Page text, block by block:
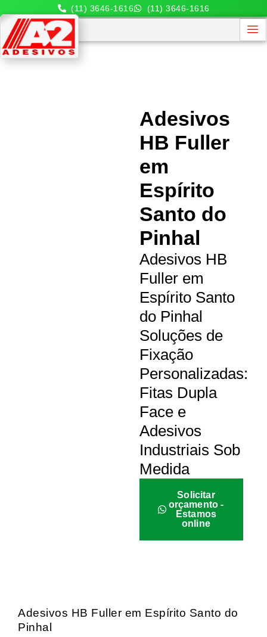
(11) 3646-1616 (11) 3646-1616
Adesivos
HB Fuller
em
Espírito
Santo do
Pinhal
Adesivos HB
Fuller em
Espírito Santo
do Pinhal
Soluções de
Fixação
Personalizadas:
Fitas Dupla
Face e
Adesivos
Industriais Sob
Medida
Solicitar
orçamento -
Estamos
online
Adesivos HB Fuller em Espírito Santo do
Pinhal